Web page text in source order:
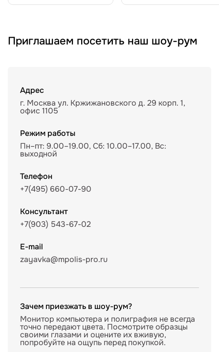
Приглашаем посетить наш шоу-рум
Адрес
г. Москва ул. Кржижановского д. 29 корп. 1,
офис 1105
Режим работы
Пн–пт: 9.00–19.00, Сб: 10.00–17.00, Вс:
выходной
Телефон
+7(495) 660-07-90
Консультант
+7(903) 543-67-02
E-mail
zayavka@mpolis-pro.ru
Зачем приезжать в шоу-рум?
Монитор компьютера и полиграфия не всегда
точно передают цвета. Посмотрите образцы
своими глазами и оцените их вживую,
попробуйте на ощупь перед покупкой.